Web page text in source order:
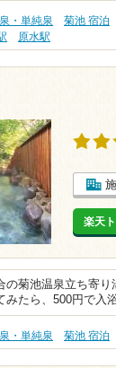
・単純泉 菊池 宿泊
原水駅
楽天
の菊池温泉立ち寄
みたら、500円で入
・単純泉 菊池 宿泊